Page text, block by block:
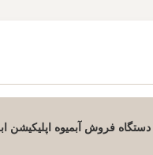
دستگاه فروش آبمیوه اپلیکیشن